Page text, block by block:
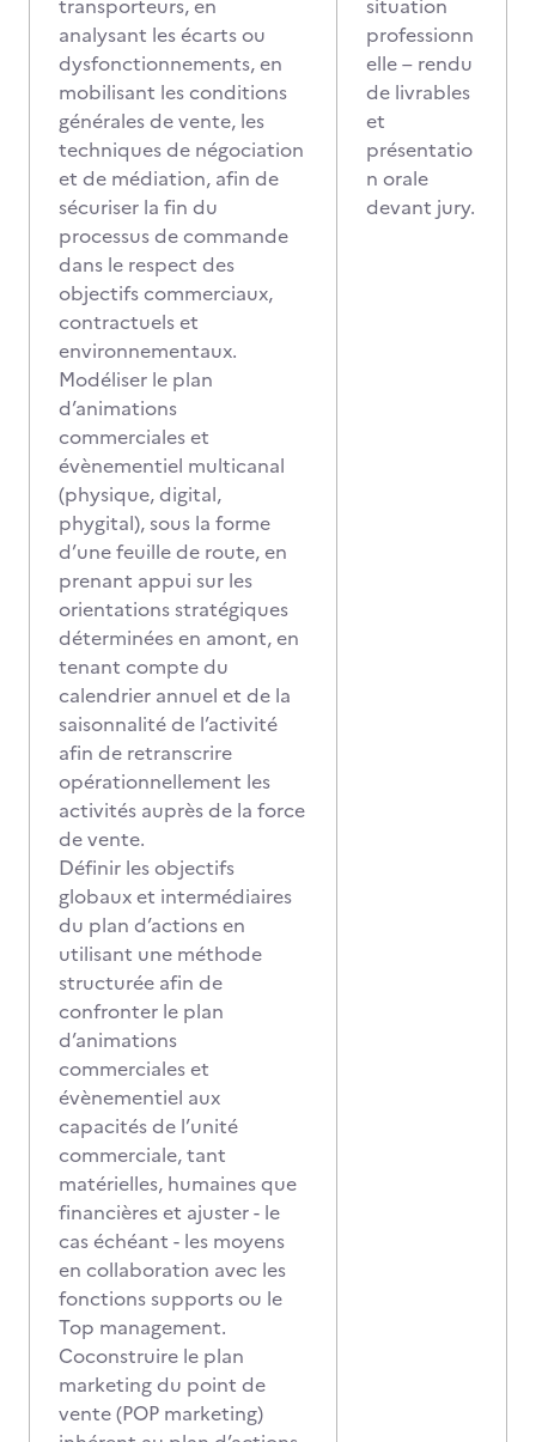
transporteurs, en
analysant les écarts ou
dysfonctionnements, en
mobilisant les conditions
générales de vente, les
techniques de négociation
et de médiation, afin de
sécuriser la fin du
processus de commande
dans le respect des
objectifs commerciaux,
contractuels et
environnementaux.
Modéliser le plan
d’animations
commerciales et
évènementiel multicanal
(physique, digital,
phygital), sous la forme
d’une feuille de route, en
prenant appui sur les
orientations stratégiques
déterminées en amont, en
tenant compte du
calendrier annuel et de la
saisonnalité de l’activité
afin de retranscrire
opérationnellement les
activités auprès de la force
de vente.
Définir les objectifs
globaux et intermédiaires
du plan d’actions en
utilisant une méthode
structurée afin de
confronter le plan
d’animations
commerciales et
évènementiel aux
capacités de l’unité
commerciale, tant
matérielles, humaines que
financières et ajuster - le
cas échéant - les moyens
en collaboration avec les
fonctions supports ou le
Top management.
Coconstruire le plan
marketing du point de
vente (POP marketing)
situation
professionn
elle – rendu
de livrables
et
présentatio
n orale
devant jury.